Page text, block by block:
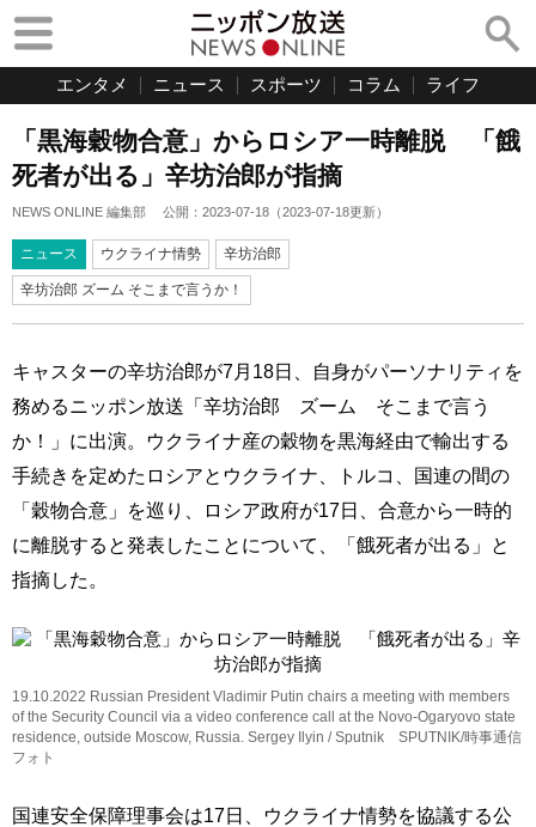
エンタメ ニュース スポーツ コラム ライフ
「黒海穀物合意」からロシア一時離脱 「餓
死者が出る」辛坊治郎が指摘
NEWS ONLINE 編集部 公開： 2023-07-18 （2023-07-18更新）
ニュース ウクライナ情勢 辛坊治郎
辛坊治郎 ズーム そこまで言うか！
キャスターの辛坊治郎が7月18日、自身がパーソナリティを
務めるニッポン放送「辛坊治郎 ズーム そこまで言う
か！」に出演。ウクライナ産の穀物を黒海経由で輸出する
手続きを定めたロシアとウクライナ、トルコ、国連の間の
「穀物合意」を巡り、ロシア政府が17日、合意から一時的
に離脱すると発表したことについて、「餓死者が出る」と
指摘した。
19.10.2022 Russian President Vladimir Putin chairs a meeting with members
of the Security Council via a video conference call at the Novo-Ogaryovo state
residence, outside Moscow, Russia. Sergey Ilyin / Sputnik SPUTNIK/時事通信
フォト
国連安全保障理事会は17日、ウクライナ情勢を協議する公